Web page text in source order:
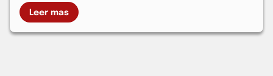
Leer mas